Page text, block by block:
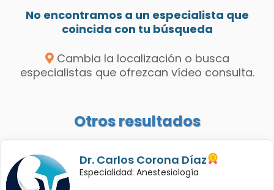
No encontramos a un especialista que
coincida con tu búsqueda
Cambia la localización o busca
especialistas que ofrezcan vídeo consulta.
Otros resultados
Dr. Carlos Corona Díaz
Especialidad: Anestesiología